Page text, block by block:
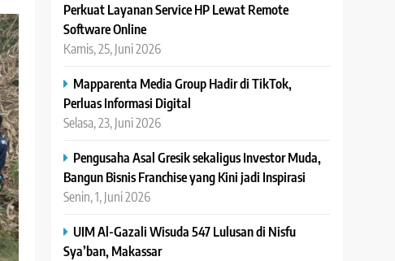
Perkuat Layanan Service HP Lewat Remote
Software Online
Kamis, 25, Juni 2026
Mapparenta Media Group Hadir di TikTok,
Perluas Informasi Digital
Selasa, 23, Juni 2026
Pengusaha Asal Gresik sekaligus Investor Muda,
Bangun Bisnis Franchise yang Kini jadi Inspirasi
Senin, 1, Juni 2026
UIM Al-Gazali Wisuda 547 Lulusan di Nisfu
Sya’ban, Makassar